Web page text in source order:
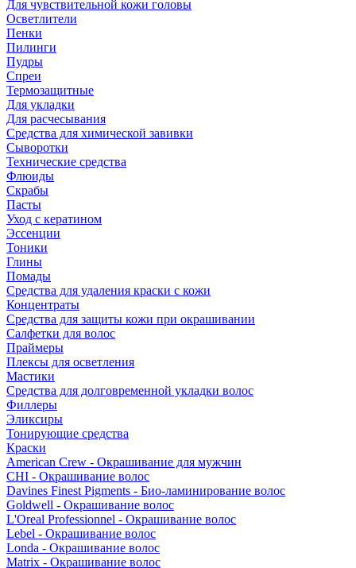
Для чувствительной кожи головы
Осветлители
Пенки
Пилинги
Пудры
Спреи
Термозащитные
Для укладки
Для расчесывания
Средства для химической завивки
Сыворотки
Технические средства
Флюиды
Скрабы
Пасты
Уход с кератином
Эссенции
Тоники
Глины
Помады
Средства для удаления краски с кожи
Концентраты
Средства для защиты кожи при окрашивании
Салфетки для волос
Праймеры
Плексы для осветления
Мастики
Средства для долговременной укладки волос
Филлеры
Эликсиры
Тонирующие средства
Краски
American Crew - Окрашивание для мужчин
CHI - Окрашивание волос
Davines Finest Pigments - Био-ламинирование волос
Goldwell - Окрашивание волос
L'Oreal Professionnel - Окрашивание волос
Lebel - Окрашивание волос
Londa - Окрашивание волос
Matrix - Окрашивание волос